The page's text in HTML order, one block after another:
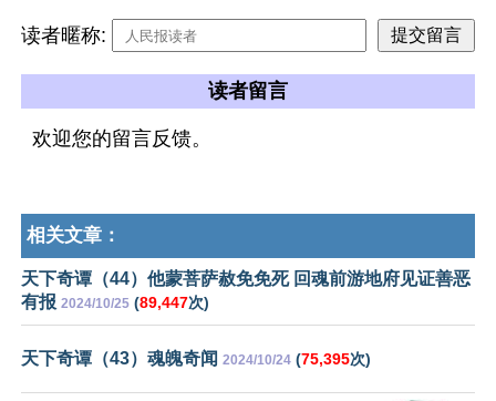
读者暱称:
读者留言
欢迎您的留言反馈。
相关文章：
天下奇谭（44）他蒙菩萨赦免免死 回魂前游地府见证善恶
有报 2024/10/25 (89,447次)
天下奇谭（43）魂魄奇闻 2024/10/24 (75,395次)